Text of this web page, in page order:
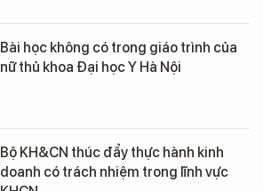
Bài học không có trong giáo trình của
nữ thủ khoa Đại học Y Hà Nội
Bộ KH&CN thúc đẩy thực hành kinh
doanh có trách nhiệm trong lĩnh vực